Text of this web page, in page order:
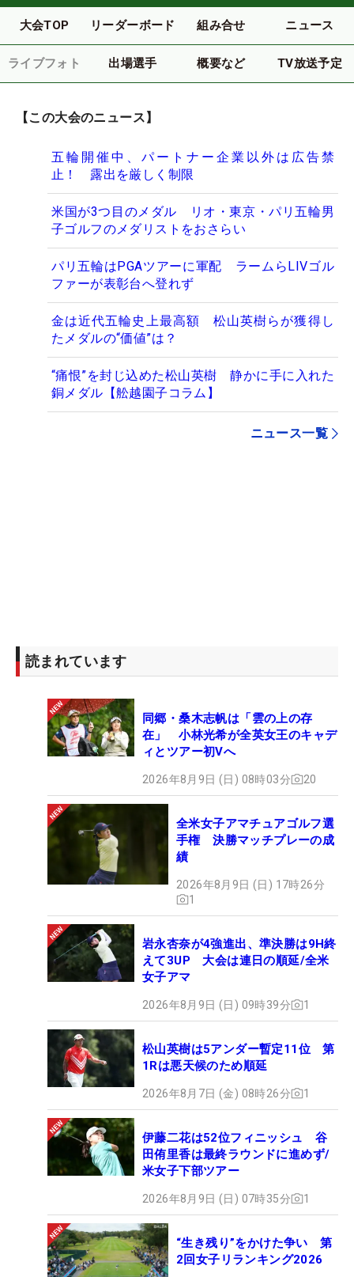
大会TOP リーダーボード 組み合せ ニュース
ライブフォト 出場選手 概要など TV放送予定
【この大会のニュース】
五輪開催中、パートナー企業以外は広告禁
止！ 露出を厳しく制限
米国が3つ目のメダル リオ・東京・パリ五輪男
子ゴルフのメダリストをおさらい
パリ五輪はPGAツアーに軍配 ラームらLIVゴル
ファーが表彰台へ登れず
金は近代五輪史上最高額 松山英樹らが獲得し
たメダルの“価値”は？
“痛恨”を封じ込めた松山英樹 静かに手に入れた
銅メダル【舩越園子コラム】
ニュース一覧
読まれています
同郷・桑木志帆は「雲の上の存
在」 小林光希が全英女王のキャデ
ィとツアー初Vへ
2026年8月9日 (日) 08時03分 20
全米女子アマチュアゴルフ選
手権 決勝マッチプレーの成
績
2026年8月9日 (日) 17時26分
1
岩永杏奈が4強進出、準決勝は9H終
えて3UP 大会は連日の順延/全米
女子アマ
2026年8月9日 (日) 09時39分 1
松山英樹は5アンダー暫定11位 第
1Rは悪天候のため順延
2026年8月7日 (金) 08時26分 1
伊藤二花は52位フィニッシュ 谷
田侑里香は最終ラウンドに進めず/
米女子下部ツアー
2026年8月9日 (日) 07時35分 1
“生き残り”をかけた争い 第
2回女子リランキング2026